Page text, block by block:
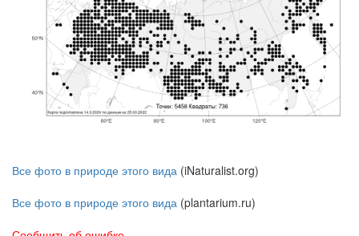
Все фото в природе этого вида (iNaturalist.org)
Все фото в природе этого вида (plantarium.ru)